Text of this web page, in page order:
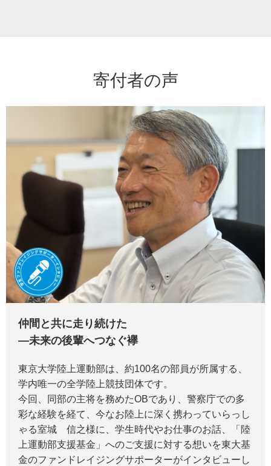
寄付者の声
仲間と共に走り続けた
―未来の後輩へつなぐ襷
東京大学陸上運動部は、約100名の部員が所属する、
学内唯一の全学陸上競技団体です。
今回、同部の主将を務めたOBであり、警察庁での多
彩な経験を経て、今なお陸上に深く携わっていらっし
ゃる室城 信之様に、学生時代やお仕事のお話、「陸
上運動部支援基金」へのご支援に対する想いを東大基
金のファンドレイジングサポーターがインタビューし